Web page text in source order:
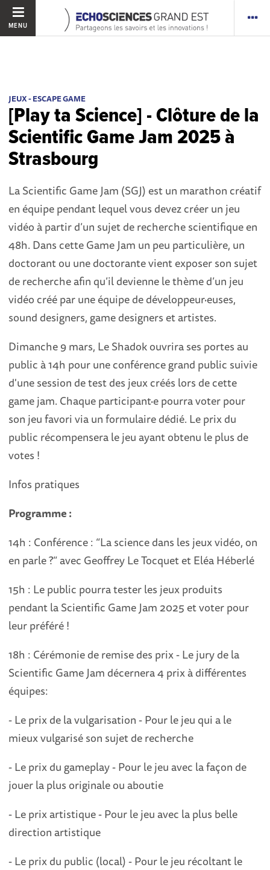
MENU
JEUX - ESCAPE GAME
[Play ta Science] - Clôture de la
Scientific Game Jam 2025 à
Strasbourg
La Scientific Game Jam (SGJ) est un marathon créatif
en équipe pendant lequel vous devez créer un jeu
vidéo à partir d’un sujet de recherche scientifique en
48h. Dans cette Game Jam un peu particulière, un
doctorant ou une doctorante vient exposer son sujet
de recherche afin qu’il devienne le thème d’un jeu
vidéo créé par une équipe de développeur·euses,
sound designers, game designers et artistes.
Dimanche 9 mars, Le Shadok ouvrira ses portes au
public à 14h pour une conférence grand public suivie
d'une session de test des jeux créés lors de cette
game jam. Chaque participant·e pourra voter pour
son jeu favori via un formulaire dédié. Le prix du
public récompensera le jeu ayant obtenu le plus de
votes !
Infos pratiques
Programme :
14h : Conférence : “La science dans les jeux vidéo, on
en parle ?” avec Geoffrey Le Tocquet et Eléa Héberlé
15h : Le public pourra tester les jeux produits
pendant la Scientific Game Jam 2025 et voter pour
leur préféré !
18h : Cérémonie de remise des prix - Le jury de la
Scientific Game Jam décernera 4 prix à différentes
équipes:
- Le prix de la vulgarisation - Pour le jeu qui a le
mieux vulgarisé son sujet de recherche
- Le prix du gameplay - Pour le jeu avec la façon de
jouer la plus originale ou aboutie
- Le prix artistique - Pour le jeu avec la plus belle
direction artistique
- Le prix du public (local) - Pour le jeu récoltant le